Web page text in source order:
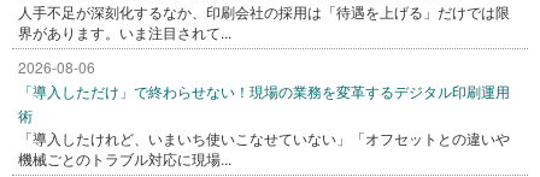
人手不足が深刻化するなか、印刷会社の採用は「待遇を上げる」だけでは限
界があります。いま注目されて...
2026-08-06
「導入しただけ」で終わらせない！現場の業務を変革するデジタル印刷運用
術
「導入したけれど、いまいち使いこなせていない」「オフセットとの違いや
機械ごとのトラブル対応に現場...